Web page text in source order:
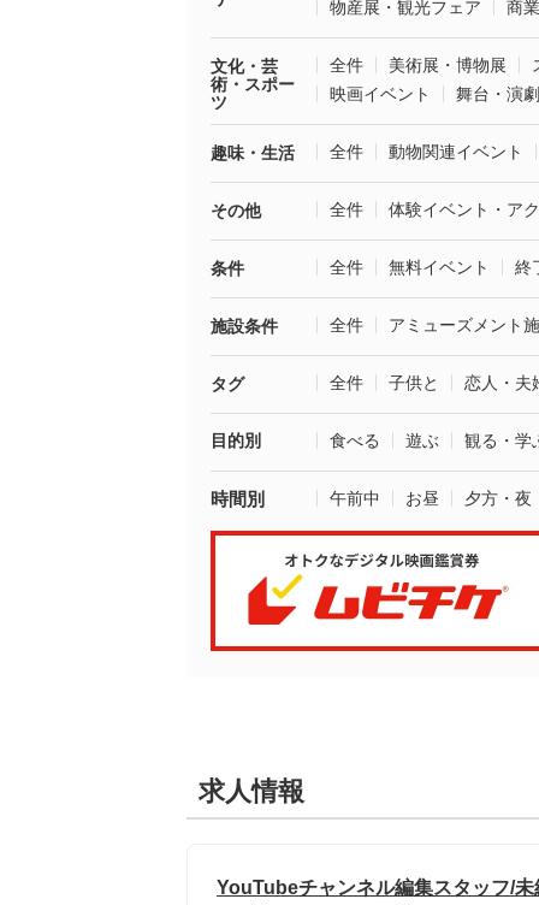
物産展・観光フェア
商
文化・芸
術・スポー
ツ
全件 美術展・博物展
映画イベント
舞台・演劇
趣味・生活 全件 動物関連イベント
その他 全件 体験イベント・ア
条件 全件 無料イベント 終
施設条件 全件 アミューズメント
タグ 全件 子供と 恋人・夫
目的別 食べる 遊ぶ 観る・学
時間別 午前中 お昼 夕方・夜
求人情報
YouTubeチャンネル編集スタッフ/